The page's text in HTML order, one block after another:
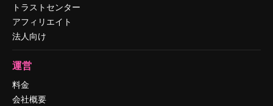
トラストセンター
アフィリエイト
法人向け
運営
料金
会社概要